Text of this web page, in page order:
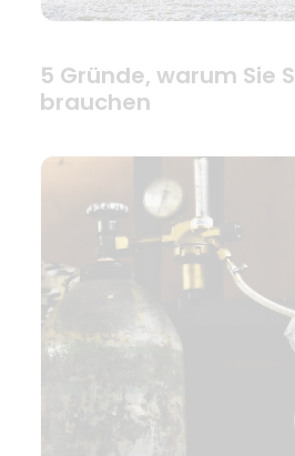
5 Gründe, warum Sie
brauchen